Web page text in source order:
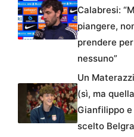
Calabresi:
piangere,
prendere
nessuno”
Un
(sì, ma
Gianfilippo
scelto